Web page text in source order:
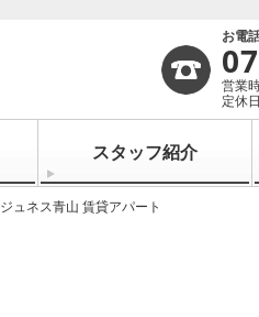
お電
営業
定休
スタッフ紹介
ジュネス青山 賃貸アパート